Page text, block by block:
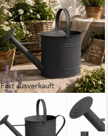
Fast ausverkauft
Gießkanne Gießkanne
Blechkanne Metallkanne